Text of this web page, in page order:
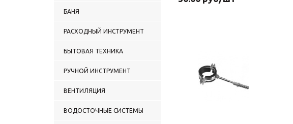
ВОДЯНЫЕ ТЕПЛЫЕ ПОЛЫ
(трубы и комлектующие)
БАНЯ
РАСХОДНЫЙ ИНСТРУМЕНТ
БЫТОВАЯ ТЕХНИКА
РУЧНОЙ ИНСТРУМЕНТ
ВЕНТИЛЯЦИЯ
ВОДОСТОЧНЫЕ СИСТЕМЫ